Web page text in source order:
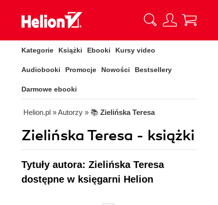
Kategorie Książki Ebooki Kursy video
Audiobooki Promocje Nowości Bestsellery
Darmowe ebooki
Helion.pl » Autorzy » 📚 Zielińska Teresa
Zielińska Teresa - książki
Tytuły autora: Zielińska Teresa
dostępne w księgarni Helion